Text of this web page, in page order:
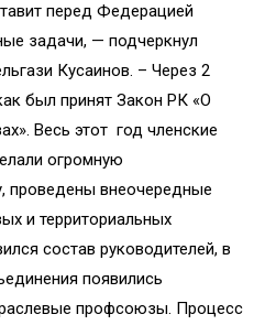
перед Федерацией
задачи, — подчеркнул
Кусаинов. – Через 2
был принят Закон РК «О
Весь этот год членские
огромную
проведены внеочередные
и территориальных
состав руководителей, в
появились
профсоюзы. Процесс